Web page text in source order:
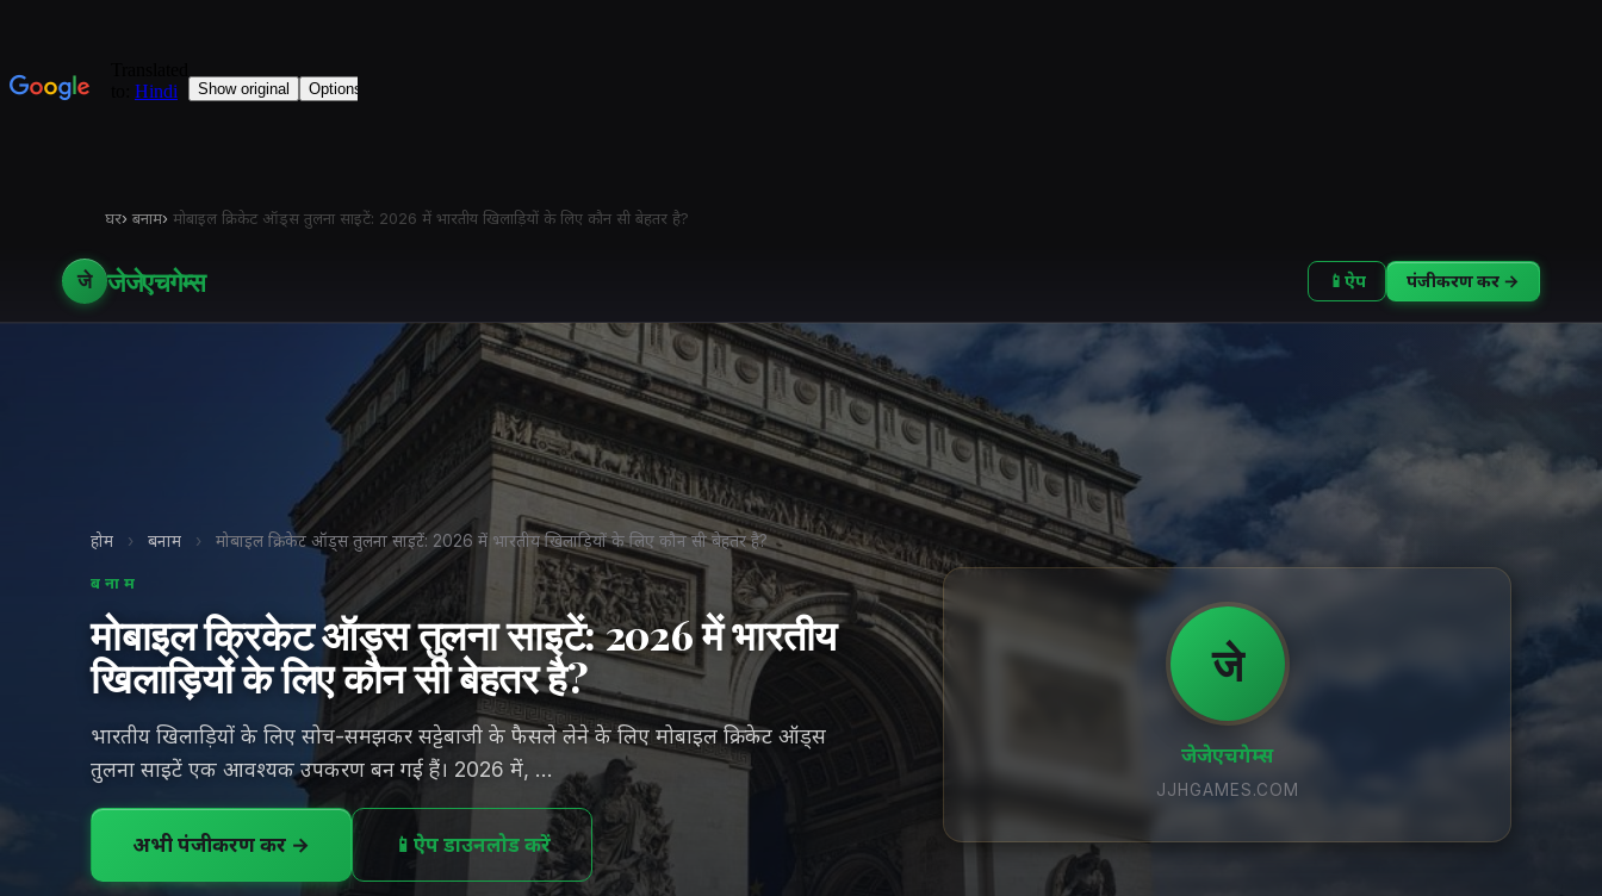
घर› बनाम› मोबाइल क्रिकेट ऑड्स तुलना साइटें: 2026 में भारतीय खिलाड़ियों के लिए कौन सी बेहतर है?
जे जेजेएचगेम्स 📱 ऐप पंजीकरण करें →
होम › बनाम › मोबाइल क्रिकेट ऑड्स तुलना साइटें: 2026 में भारतीय खिलाड़ियों के लिए कौन सी बेहतर है?
बनाम
मोबाइल क्रिकेट ऑड्स तुलना साइटें: 2026 में भारतीय
खिलाड़ियों के लिए कौन सी बेहतर है?
भारतीय खिलाड़ियों के लिए सोच-समझकर सट्टेबाजी के फैसले लेने के लिए मोबाइल क्रिकेट ऑड्स
तुलना साइटें एक आवश्यक उपकरण बन गई हैं। 2026 में, …
अभी पंजीकरण करें → 📱 ऐप डाउनलोड करें
जे
जेजेएचगेम्स
JJHGAMES.COM